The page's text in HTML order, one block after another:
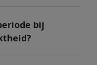
bij